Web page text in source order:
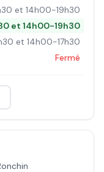
et 14h00-19h30
et 14h00-19h30
et 14h00-17h30
Fermé